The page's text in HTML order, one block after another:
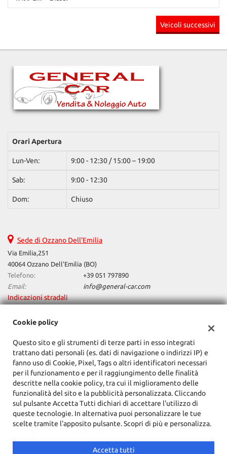
193.000 Km • Cambio Manuale (6) • Bianco pastello • 3 Porte • ABS
• Airbag • Airbag Passeggero • Alzacristalli elettrici • Autoradio •
Bluetooth • Boardcomputer • Cerchioni in acciaio • Chiusura
pneumatici • Sensori di parcheggio posteriori • Servosterzo •
Specchietti laterali elettrici • Start/Stop Automatico • Touch screen
• USB • Vetri oscurati • Vivavoce • Volante multifunzione
Veicoli successivi
Orari Apertura
Lun-Ven: 9:00 - 12:30 / 15:00 – 19:00
Sab: 9:00 - 12:30
Dom: Chiuso
Sede di Ozzano Dell'Emilia
Via Emilia,251
40064 Ozzano Dell'Emilia (BO)
Telefono:
+39 051 797890
Email:
info@general-car.com
Indicazioni stradali
General Car Srl
Via Emilia,251, Ozzano Dell'Emilia (BO)
C.F/P.IVA:02162701201
Registro delle imprese:BO
Cookie policy
Questo sito e gli strumenti di terze parti in esso integrati
trattano dati personali (es. dati di navigazione o indirizzi IP) e
fanno uso di Cookie, Pixel, Tags o altri identificatori necessari
per il funzionamento e per il raggiungimento delle finalità
descritte nella cookie policy, tra cui il miglioramento delle
funzionalità del sito e la pubblicità personalizzata. Cliccando
sul pulsante Accetta Tutti dichiari di accettare l'utilizzo di
queste tecnologie. In alternativa puoi personalizzare le tue
scelte tramite l'apposito pulsante. Scopri di più e personalizza.
Accetta tutti